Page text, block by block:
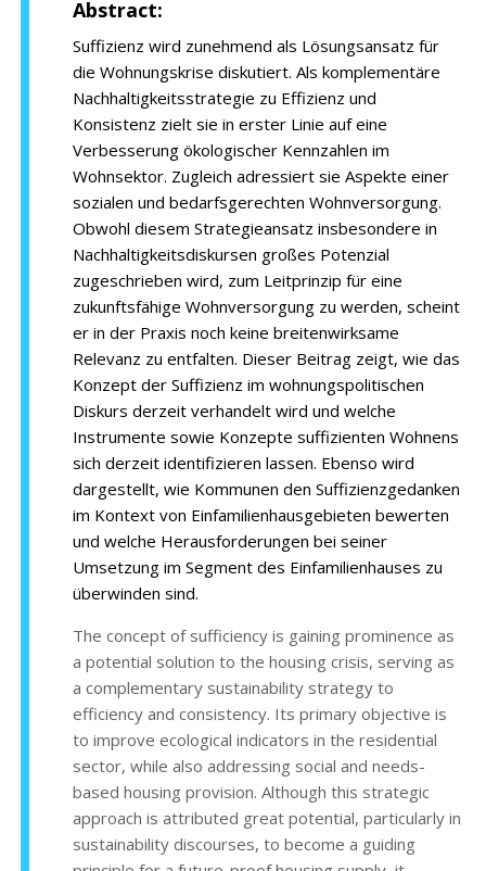
Abstract:
Suffizienz wird zunehmend als Lösungsansatz für
die Wohnungskrise diskutiert. Als komplementäre
Nachhaltigkeitsstrategie zu Effizienz und
Konsistenz zielt sie in erster Linie auf eine
Verbesserung ökologischer Kennzahlen im
Wohnsektor. Zugleich adressiert sie Aspekte einer
sozialen und bedarfsgerechten Wohnversorgung.
Obwohl diesem Strategieansatz insbesondere in
Nachhaltigkeitsdiskursen großes Potenzial
zugeschrieben wird, zum Leitprinzip für eine
zukunftsfähige Wohnversorgung zu werden, scheint
er in der Praxis noch keine breitenwirksame
Relevanz zu entfalten. Dieser Beitrag zeigt, wie das
Konzept der Suffizienz im wohnungspolitischen
Diskurs derzeit verhandelt wird und welche
Instrumente sowie Konzepte suffizienten Wohnens
sich derzeit identifizieren lassen. Ebenso wird
dargestellt, wie Kommunen den Suffizienzgedanken
im Kontext von Einfamilienhausgebieten bewerten
und welche Herausforderungen bei seiner
Umsetzung im Segment des Einfamilienhauses zu
überwinden sind.
The concept of sufficiency is gaining prominence as
a potential solution to the housing crisis, serving as
a complementary sustainability strategy to
efficiency and consistency. Its primary objective is
to improve ecological indicators in the residential
sector, while also addressing social and needs-
based housing provision. Although this strategic
approach is attributed great potential, particularly in
sustainability discourses, to become a guiding